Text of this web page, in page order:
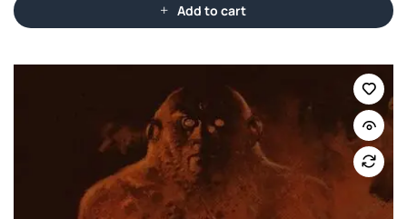
Add to cart